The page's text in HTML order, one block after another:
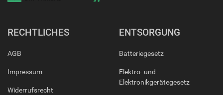
RECHTLICHES
AGB
Impressum
Widerrufsrecht
ENTSORGUNG
Batteriegesetz
Elektro- und
Elektronikgerätegesetz